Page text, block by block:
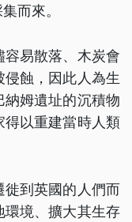
而來。
易散落、木炭會
蝕，因此人為生
姆遺址的沉積物
以重建當時人類
到英國的人們而
境、擴大其生存